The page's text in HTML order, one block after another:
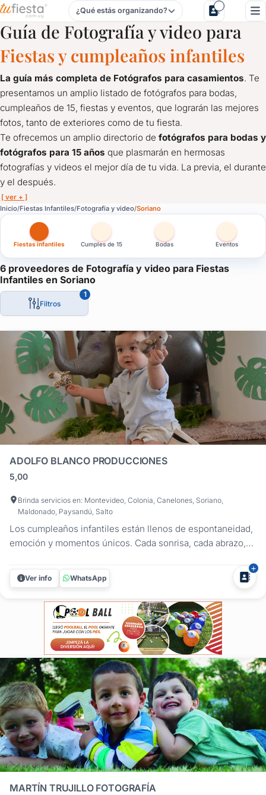
Fotografía y video para Fiestas Infantiles en Soriano
¿Qué estás organizando?
Guía de Fotografía y video para
Fiestas y cumpleaños infantiles
La guía más completa de Fotógrafos para casamientos. Te
presentamos un amplio listado de fotógrafos para bodas,
cumpleaños de 15, fiestas y eventos, que lograrán las mejores
fotos, tanto de exteriores como de tu fiesta.
Te ofrecemos un amplio directorio de fotógrafos para bodas y
fotógrafos para 15 años que plasmarán en hermosas
fotografías y videos el mejor día de tu vida. La previa, el durante
y el después.
[ ver + ]
Inicio Fiestas Infantiles Fotografía y video Soriano
Fiestas infantiles Cumples de 15 Bodas Eventos
6 proveedores de Fotografía y video para Fiestas
Infantiles en Soriano
Filtros
1
ADOLFO BLANCO PRODUCCIONES
5,00
Brinda servicios en: Montevideo, Colonia, Canelones, Soriano,
Maldonado, Paysandú, Salto
Los cumpleaños infantiles están llenos de espontaneidad,
emoción y momentos únicos. Cada sonrisa, cada abrazo,
que ocurre solo una vez.Por eso, nuestra forma de trabajar
es diferente. No buscamos que los niños posen
constantemente frente...
Ver info WhatsApp
MARTÍN TRUJILLO FOTOGRAFÍA
Fotografía y video para Fiestas Infantiles en Soriano
La guía más completa de Fotógrafos para casamientos
Te ofrecemos un amplio directorio defotógrafos para bodas
¿Querés las mejores fotos del cumpleaños de 1 año? Aquí
Contarás con tus presentaciones en DVD, en los formatos
Para casamientos o bodas podrás tener la historia de la
Para tus 15 años, podrás tener el video desde cuando eras